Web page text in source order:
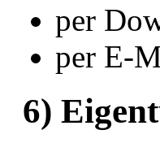
per
per E-
6)